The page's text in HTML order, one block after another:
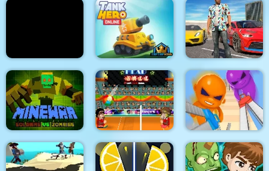
Cricket Legends Merge Master
Hamster Island Tank Hero Online
Gangster Shooting
Police Game